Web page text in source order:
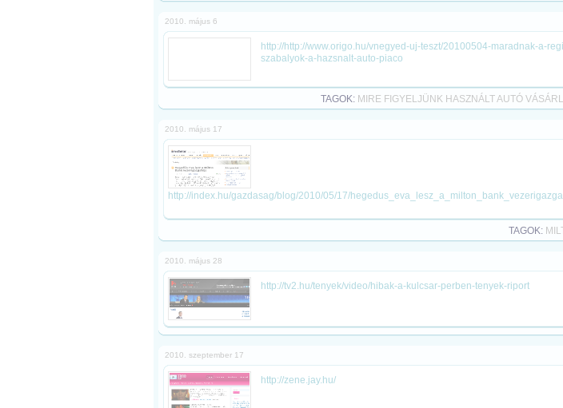
2010. május 6
http://http://www.origo.hu/vnegyed-uj-teszt/20100504-maradnak-a-
szabalyok-a-hazsnalt-auto-piaco
TAGOK: MIRE FIGYELJÜNK HASZNÁLT AUTÓ
2010. május 17
http://index.hu/gazdasag/blog/2010/05/17/
TAGOK:
2010. május 28
http://tv2.hu/tenyek/video/hibak-a-kulcsar-perben-tenyek-riport
2010. szeptember 17
http://zene.jay.hu/